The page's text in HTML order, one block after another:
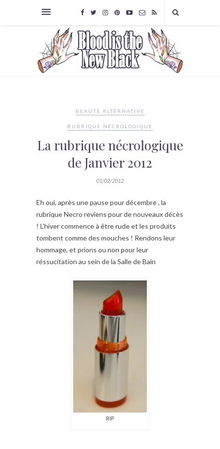
BEAUTÉ ALTERNATIVE
RUBRIQUE NÉCROLOGIQUE
La rubrique nécrologique
de Janvier 2012
01/02/2012
Eh oui, après une pause pour décembre , la
rubrique Necro reviens pour de nouveaux décès
! L’hiver commence à être rude et les produits
tombent comme des mouches ! Rendons leur
hommage, et prions ou non pour leur
réssucitation au sein de la Salle de Bain
RIP